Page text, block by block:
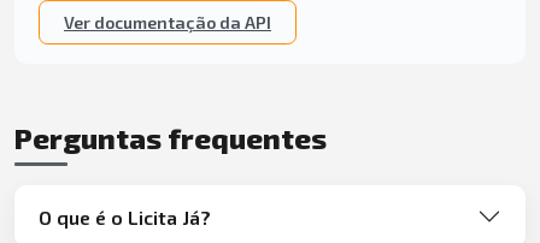
Ver documentação da API
Perguntas frequentes
O que é o Licita Já?